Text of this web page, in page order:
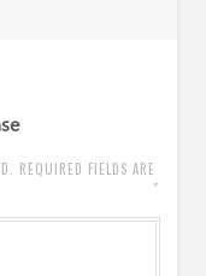
REQUIRED FIELDS ARE
*